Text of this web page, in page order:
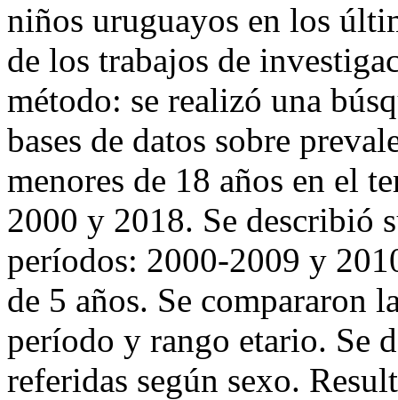
niños uruguayos en los
de los trabajos de
método: se realizó una
bases de datos sobre
menores de 18 años en el
2000 y 2018. Se describió
períodos: 2000-2009 y
de 5 años. Se compararon
período y rango etario. Se
referidas según sexo.